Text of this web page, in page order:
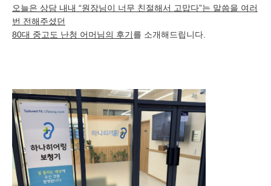
오늘은 상담 내내 “원장님이 너무 친절해서 고맙다”는 말씀을 여러
번 전해주셨던
80대 중고도 난청 어머님의 후기를 소개해드립니다.